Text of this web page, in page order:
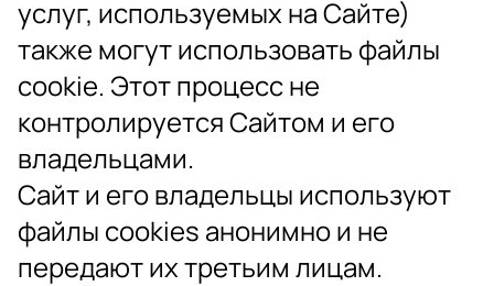
услуг, используемых на Сайте)
также могут использовать файлы
cookie. Этот процесс не
контролируется Сайтом и его
владельцами.
Сайт и его владельцы используют
файлы cookies анонимно и не
передают их третьим лицам.